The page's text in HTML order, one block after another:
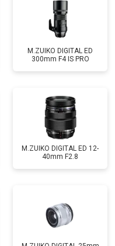
M.ZUIKO DIGITAL ED
300mm F4 IS PRO
M.ZUIKO DIGITAL ED 12-
40mm F2.8